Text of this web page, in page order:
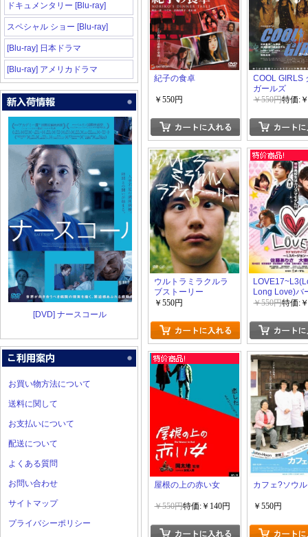
ドキュメンタリー [Blu-ray]
スペシャル ショー [Blu-ray]
[Blu-ray] 日本ドラマ
[Blu-ray] アメリカドラマ
[DVD] ナースコール
お買い物方法について
送料に関して
お支払いについて
配送について
よくある質問
お問い合わせ
サイトマップ
プライバシーポリシー
紀子の食卓
￥550円
COOL GIRLS
ガールズ
￥550円特価:
ウルトラミラクルラ
ブストーリー
￥550円
Long Love)バ
ン~
￥550円特価:
屋根の上の赤い女
￥550円特価:￥140円
カフェ?ソウル
￥550円